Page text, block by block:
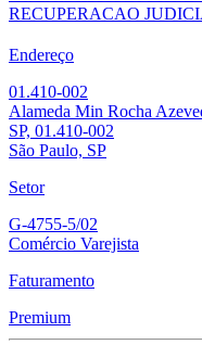
RECUPERACAO
Endereço
01.410-002
Alameda Min Rocha
SP, 01.410-002
São Paulo, SP
Setor
G-4755-5/02
Comércio Varejista
Faturamento
Premium